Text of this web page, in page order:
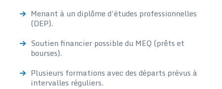
Menant à un diplôme d’études professionnelles
(DEP).
Soutien financier possible du MEQ (prêts et
bourses).
Plusieurs formations avec des départs prévus à
intervalles réguliers.